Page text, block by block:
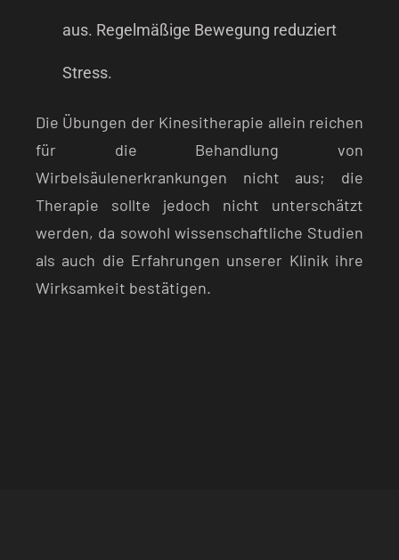
aus. Regelmäßige Bewegung reduziert
Stress.
Die Übungen der Kinesitherapie allein reichen
für die Behandlung von
Wirbelsäulenerkrankungen nicht aus; die
Therapie sollte jedoch nicht unterschätzt
werden, da sowohl wissenschaftliche Studien
als auch die Erfahrungen unserer Klinik ihre
Wirksamkeit bestätigen.